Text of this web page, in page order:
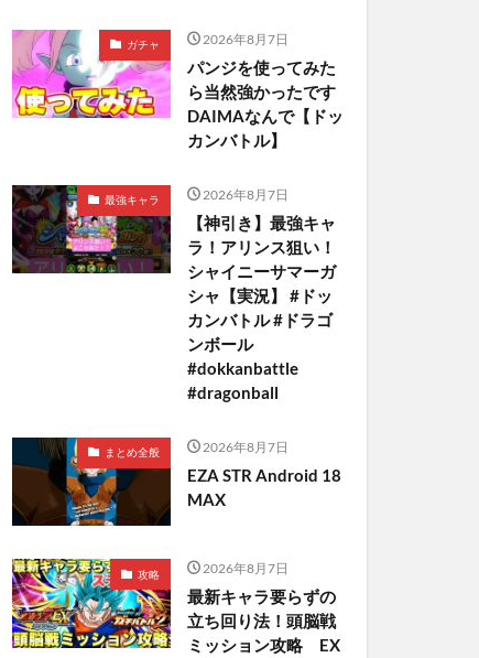
ガチャ 2026年8月7日
パンジを使ってみた
ら当然強かったです
DAIMAなんで【ドッ
カンバトル】
最強キャラ 2026年8月7日
【神引き】最強キャ
ラ！アリンス狙い！
シャイニーサマーガ
シャ【実況】 #ドッ
カンバトル #ドラゴ
ンボール
#dokkanbattle
#dragonball
まとめ全般 2026年8月7日
EZA STR Android 18
MAX
攻略 2026年8月7日
最新キャラ要らずの
立ち回り法！頭脳戦
ミッション攻略 EX